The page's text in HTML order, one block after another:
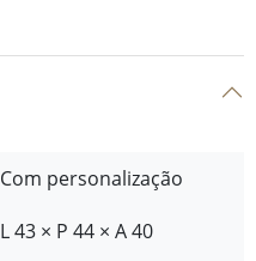
Com personalização
L 43 × P 44 × A 40